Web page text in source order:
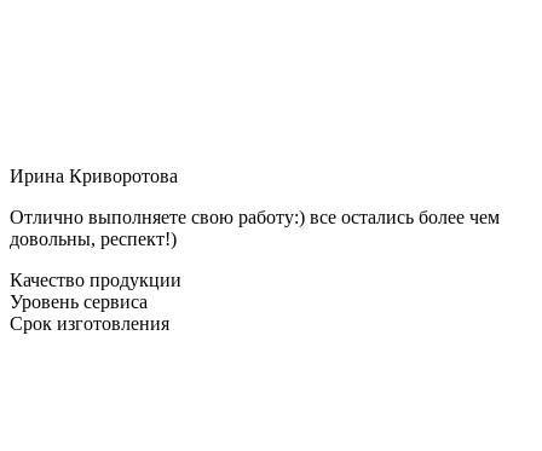
Ирина Криворотова
Отлично выполняете свою работу:) все остались более чем
довольны, респект!)
Качество продукции
Уровень сервиса
Срок изготовления